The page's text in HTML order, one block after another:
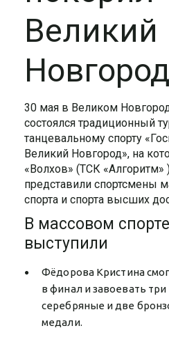
Великий
Новгород
30 мая в Великом
состоялся традиционный
танцевальному спорту
Великий Новгород», на
«Волхов» (ТСК «Алгоритм»
представили спортсмены
спорта и спорта высших
В массовом спорте
выступили
Фёдорова Кристина
в финал и завоевать три
серебряные и две
медали.